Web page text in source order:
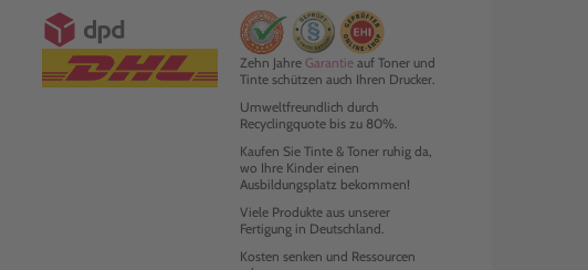
Zehn Jahre Garantieauf Toner und
Tinte schützen auch Ihren Drucker.
Umweltfreundlich durch
Recyclingquote bis zu 80%.
Kaufen Sie Tinte & Toner ruhig da,
wo Ihre Kinder einen
Ausbildungsplatz bekommen!
Viele Produkte aus unserer
Fertigung in Deutschland.
Kosten senken und Ressourcen